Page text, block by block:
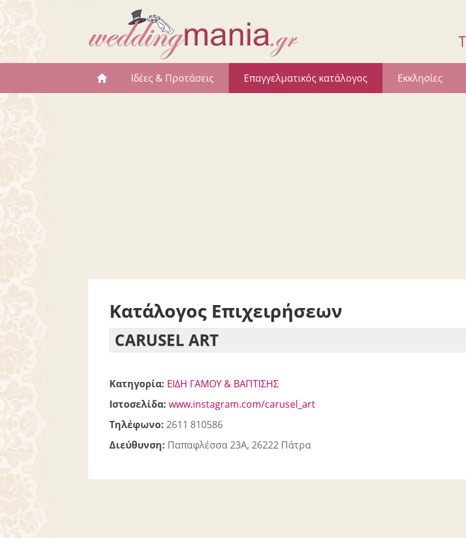
Ιδέες & Προτάσεις Επαγγελματικός κατάλογος Εκκλησίες
Κατάλογος Επιχειρήσεων
CARUSEL ART
Κατηγορία: ΕΙΔΗ ΓΑΜΟΥ & ΒΑΠΤΙΣΗΣ
Ιστοσελίδα: www.instagram.com/carusel_art
Τηλέφωνο: 2611 810586
Διεύθυνση: Παπαφλέσσα 23Α, 26222 Πάτρα